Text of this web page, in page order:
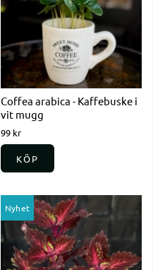
Coffea arabica - Kaffebuske i
vit mugg
99 kr
KÖP
Nyhet